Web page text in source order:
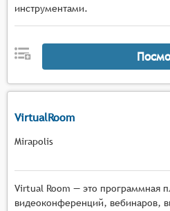
инструментами.
VirtualRoom
Mirapolis
Virtual Room — это программная
видеоконференций, вебинаров,